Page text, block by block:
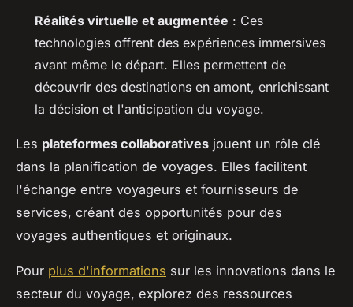
Réalités virtuelle et augmentée : Ces
technologies offrent des expériences immersives
avant même le départ. Elles permettent de
découvrir des destinations en amont, enrichissant
la décision et l'anticipation du voyage.
Les plateformes collaboratives jouent un rôle clé
dans la planification de voyages. Elles facilitent
l'échange entre voyageurs et fournisseurs de
services, créant des opportunités pour des
voyages authentiques et originaux.
Pour plus d'informations sur les innovations dans le
secteur du voyage, explorez des ressources